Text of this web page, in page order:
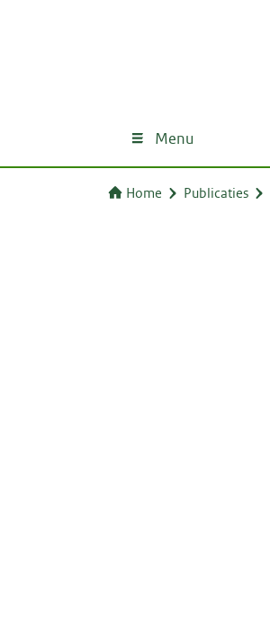
Menu
Home Publicaties